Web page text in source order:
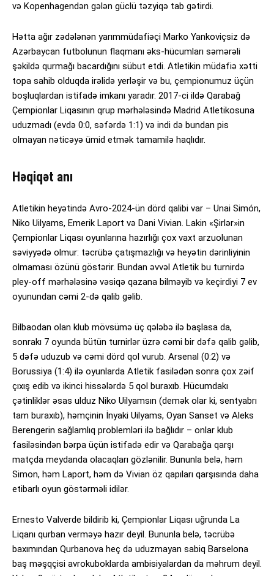
və Kopenhagendən gələn güclü təzyiqə tab gətirdi.
Hətta ağır zədələnən yarımmüdafiəçi Marko Yankoviçsiz də
Azərbaycan futbolunun flaqmanı əks-hücumları səmərəli
şəkildə qurmağı bacardığını sübut etdi. Atletikin müdafiə xətti
topa sahib olduqda irəlidə yerləşir və bu, çempionumuz üçün
boşluqlardan istifadə imkanı yaradır. 2017-ci ildə Qarabağ
Çempionlar Liqasının qrup mərhələsində Madrid Atletikosuna
uduzmadı (evdə 0:0, səfərdə 1:1) və indi də bundan pis
olmayan nəticəyə ümid etmək tamamilə haqlıdır.
Həqiqət anı
Atletikin heyətində Avro-2024-ün dörd qalibi var – Unai Simón,
Niko Uilyams, Emerik Laport və Dani Vivian. Lakin «Şirlər»in
Çempionlar Liqası oyunlarına hazırlığı çox vaxt arzuolunan
səviyyədə olmur: təcrübə çatışmazlığı və heyətin dərinliyinin
olmaması özünü göstərir. Bundan əvvəl Atletik bu turnirdə
pley-off mərhələsinə vəsiqə qazana bilməyib və keçirdiyi 7 ev
oyunundan cəmi 2-də qalib gəlib.
Bilbaodan olan klub mövsümə üç qələbə ilə başlasa da,
sonrakı 7 oyunda bütün turnirlər üzrə cəmi bir dəfə qalib gəlib,
5 dəfə uduzub və cəmi dörd qol vurub. Arsenal (0:2) və
Borussiya (1:4) ilə oyunlarda Atletik fasilədən sonra çox zəif
çıxış edib və ikinci hissələrdə 5 qol buraxıb. Hücumdakı
çətinliklər əsas ulduz Niko Uilyamsın (demək olar ki, sentyabrı
tam buraxıb), həmçinin İnyaki Uilyams, Oyan Sanset və Aleks
Berengerin sağlamlıq problemləri ilə bağlıdır – onlar klub
fasiləsindən bərpa üçün istifadə edir və Qarabağa qarşı
matçda meydanda olacaqları gözlənilir. Bununla belə, həm
Simon, həm Laport, həm də Vivian öz qapıları qarşısında daha
etibarlı oyun göstərməli idilər.
Ernesto Valverde bildirib ki, Çempionlar Liqası uğrunda La
Liqanı qurban verməyə hazır deyil. Bununla belə, təcrübə
baxımından Qurbanova heç də uduzmayan sabiq Barselona
baş məşqçisi avrokuboklarda ambisiyalardan da məhrum deyil.